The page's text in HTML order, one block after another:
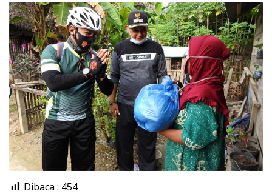
Dibaca : 454